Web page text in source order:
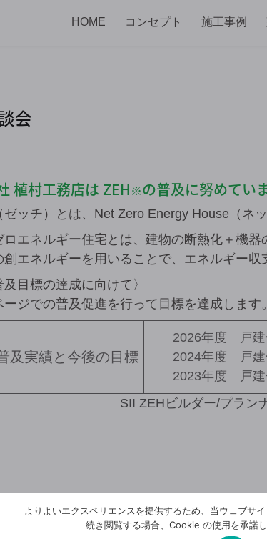
HOME コンセプト 施工事例
会
植村工務店は ZEH※の普及に努めてい
ゼッチ）とは、Net Zero Energy House（ネ
ロエネルギー住宅とは、建物の断熱化＋機
創エネルギーを用いることで、エネルギー収
及目標の達成に向けて〉
ージでの普及促進を行って目標を達成します。
及実績と今後の目標
2026年度 戸建
2024年度 戸建
2023年度 戸建
SII ZEHビルダー/プラン
よりよいエクスペリエンスを提供するため、当ウェブサ
続き閲覧する場合、Cookie の使用を承諾